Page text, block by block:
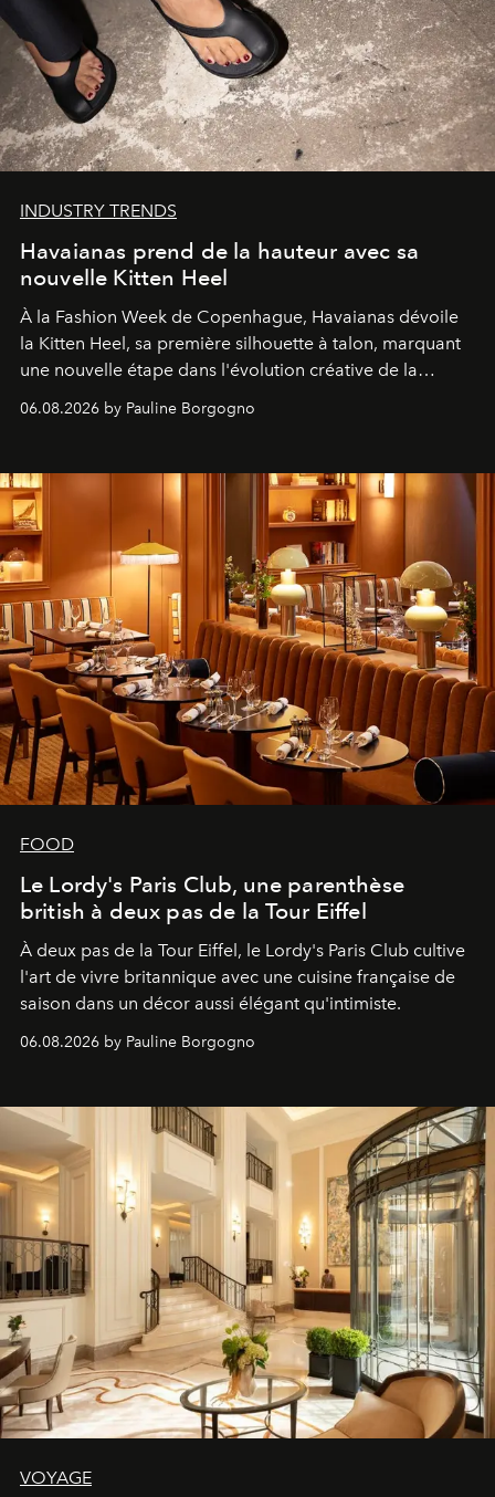
INDUSTRY TRENDS
Havaianas prend de la hauteur avec sa
nouvelle Kitten Heel
À la Fashion Week de Copenhague, Havaianas dévoile
la Kitten Heel, sa première silhouette à talon, marquant
une nouvelle étape dans l'évolution créative de la
06.08.2026 by Pauline Borgogno
FOOD
Le Lordy's Paris Club, une parenthèse
british à deux pas de la Tour Eiffel
À deux pas de la Tour Eiffel, le Lordy's Paris Club cultive
l'art de vivre britannique avec une cuisine française de
saison dans un décor aussi élégant qu'intimiste.
06.08.2026 by Pauline Borgogno
VOYAGE